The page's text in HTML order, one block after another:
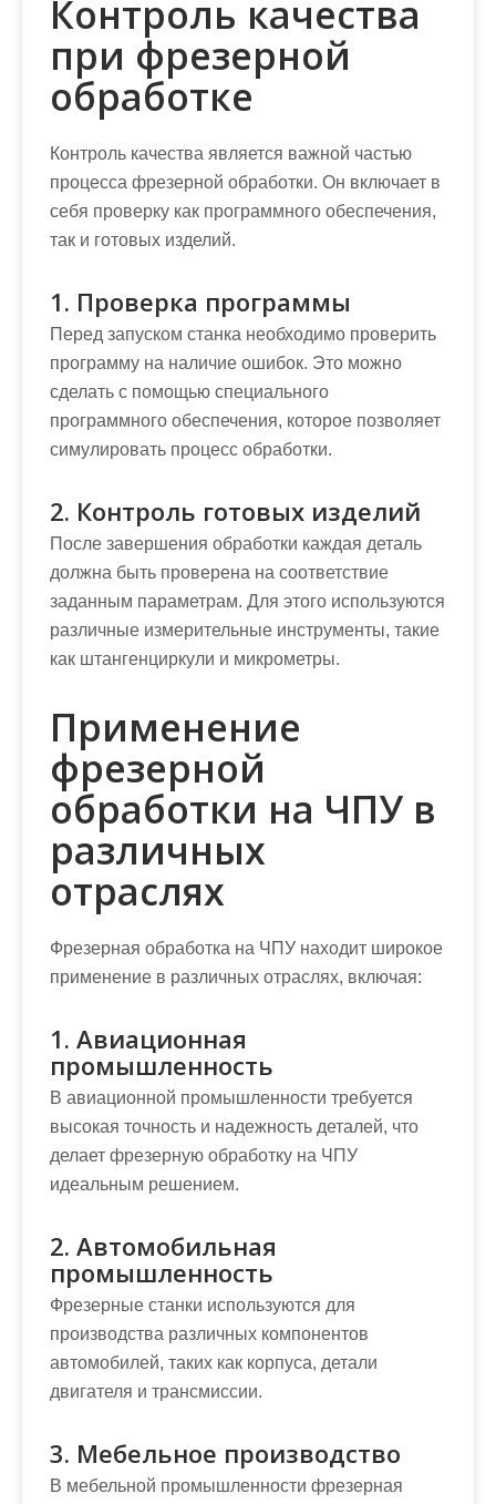
Контроль качества
при фрезерной
обработке
Контроль качества является важной частью
процесса фрезерной обработки. Он включает в
себя проверку как программного обеспечения,
так и готовых изделий.
1. Проверка программы
Перед запуском станка необходимо проверить
программу на наличие ошибок. Это можно
сделать с помощью специального
программного обеспечения, которое позволяет
симулировать процесс обработки.
2. Контроль готовых изделий
После завершения обработки каждая деталь
должна быть проверена на соответствие
заданным параметрам. Для этого используются
различные измерительные инструменты, такие
как штангенциркули и микрометры.
Применение
фрезерной
обработки на ЧПУ в
различных
отраслях
Фрезерная обработка на ЧПУ находит широкое
применение в различных отраслях, включая:
1. Авиационная
промышленность
В авиационной промышленности требуется
высокая точность и надежность деталей, что
делает фрезерную обработку на ЧПУ
идеальным решением.
2. Автомобильная
промышленность
Фрезерные станки используются для
производства различных компонентов
автомобилей, таких как корпуса, детали
двигателя и трансмиссии.
3. Мебельное производство
В мебельной промышленности фрезерная